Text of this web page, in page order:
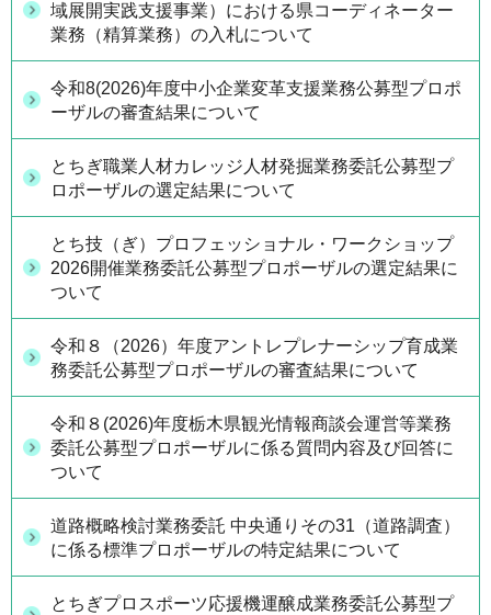
域展開実践支援事業）における県コーディネーター
業務（精算業務）の入札について
令和8(2026)年度中小企業変革支援業務公募型プロポ
ーザルの審査結果について
とちぎ職業人材カレッジ人材発掘業務委託公募型プ
ロポーザルの選定結果について
とち技（ぎ）プロフェッショナル・ワークショップ
2026開催業務委託公募型プロポーザルの選定結果に
ついて
令和８（2026）年度アントレプレナーシップ育成業
務委託公募型プロポーザルの審査結果について
令和８(2026)年度栃木県観光情報商談会運営等業務
委託公募型プロポーザルに係る質問内容及び回答に
ついて
道路概略検討業務委託 中央通りその31（道路調査）
に係る標準プロポーザルの特定結果について
とちぎプロスポーツ応援機運醸成業務委託公募型プ